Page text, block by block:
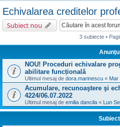
Echivalarea creditelor
Subiect nou
3 subiecte •
NOU! Proceduri echivalare
abilitare funcțională
Ultimul mesaj de dora.marinescu « Mar
Acumulare, recunoaştere şi
4224/06.07.2022
Ultimul mesaj de emilia dancila « Lun